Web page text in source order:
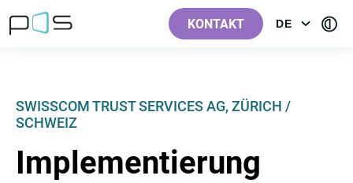
AT]
AT]
AT]
KONTAKT DE
OPEN
AT]
SWISSCOM TRUST SERVICES AG, ZÜRICH /
SCHWEIZ
Implementierung